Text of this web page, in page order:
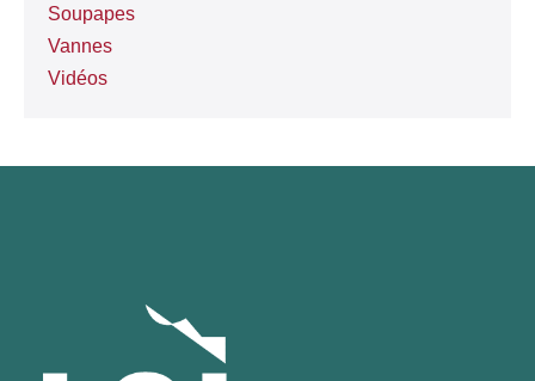
Soupapes
Vannes
Vidéos